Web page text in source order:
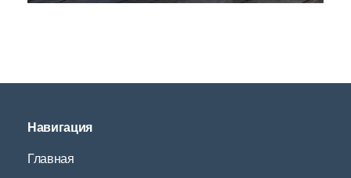
Навигация
Главная